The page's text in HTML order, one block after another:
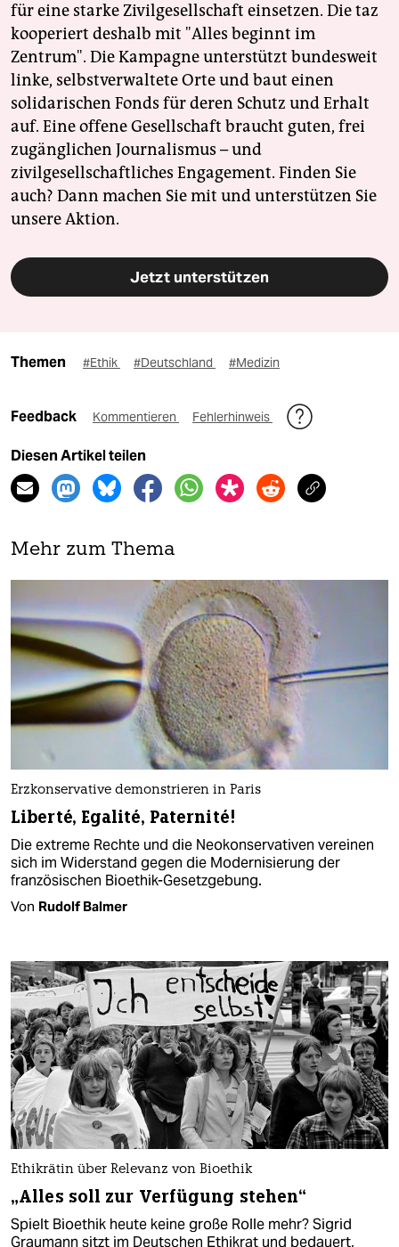
für eine starke Zivilgesellschaft einsetzen. Die taz
kooperiert deshalb mit "Alles beginnt im
Zentrum". Die Kampagne unterstützt bundesweit
linke, selbstverwaltete Orte und baut einen
solidarischen Fonds für deren Schutz und Erhalt
auf. Eine offene Gesellschaft braucht guten, frei
zugänglichen Journalismus – und
zivilgesellschaftliches Engagement. Finden Sie
auch? Dann machen Sie mit und unterstützen Sie
unsere Aktion.
Jetzt unterstützen
Themen #Ethik #Deutschland #Medizin
Feedback Kommentieren Fehlerhinweis
Diesen Artikel teilen
Mehr zum Thema
Erzkonservative demonstrieren in Paris
Liberté, Egalité, Paternité!
Die extreme Rechte und die Neokonservativen vereinen
sich im Widerstand gegen die Modernisierung der
französischen Bioethik-Gesetzgebung.
Von Rudolf Balmer
Ethikrätin über Relevanz von Bioethik
„Alles soll zur Verfügung stehen“
Spielt Bioethik heute keine große Rolle mehr? Sigrid
Graumann sitzt im Deutschen Ethikrat und bedauert,